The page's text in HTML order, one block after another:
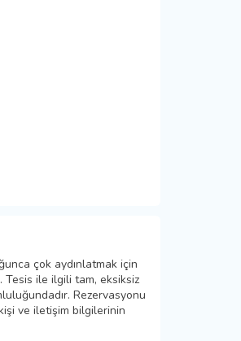
çok aydınlatmak için
ile ilgili tam, eksiksiz
Rezervasyonu
ve iletişim bilgilerinin